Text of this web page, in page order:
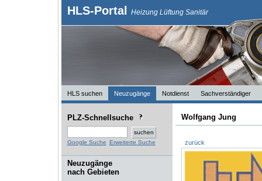
HLS-Portal Heizung Lüftung Sanitär
HLS suchen Neuzugänge Notdienst Sachverständiger
PLZ-Schnellsuche
Google Suche Erweiterte Suche
Neuzugänge
nach Gebieten
Wolfgang Jung
zurück